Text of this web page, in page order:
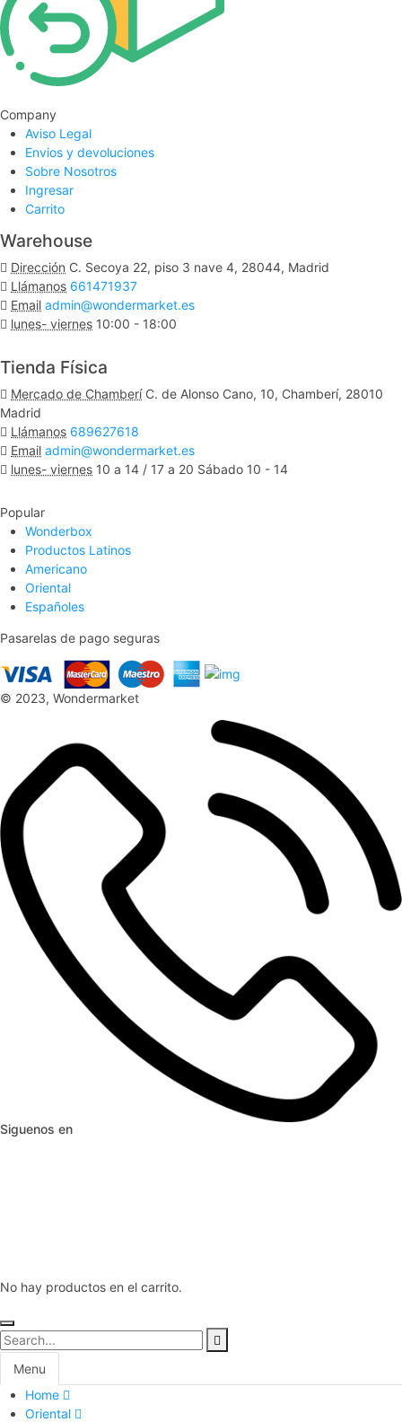
Company
Aviso Legal
Envios y devoluciones
Sobre Nosotros
Ingresar
Carrito
Warehouse
Dirección C. Secoya 22, piso 3 nave 4, 28044, Madrid
Llámanos 661471937
Email admin@wondermarket.es
lunes- viernes 10:00 - 18:00
Tienda Física
Mercado de Chamberí C. de Alonso Cano, 10, Chamberí, 28010
Madrid
Llámanos 689627618
Email admin@wondermarket.es
lunes- viernes 10 a 14 / 17 a 20 Sábado 10 - 14
Popular
Wonderbox
Productos Latinos
Americano
Oriental
Españoles
Pasarelas de pago seguras
© 2023, Wondermarket
Siguenos en
No hay productos en el carrito.
Menu
Home
Oriental